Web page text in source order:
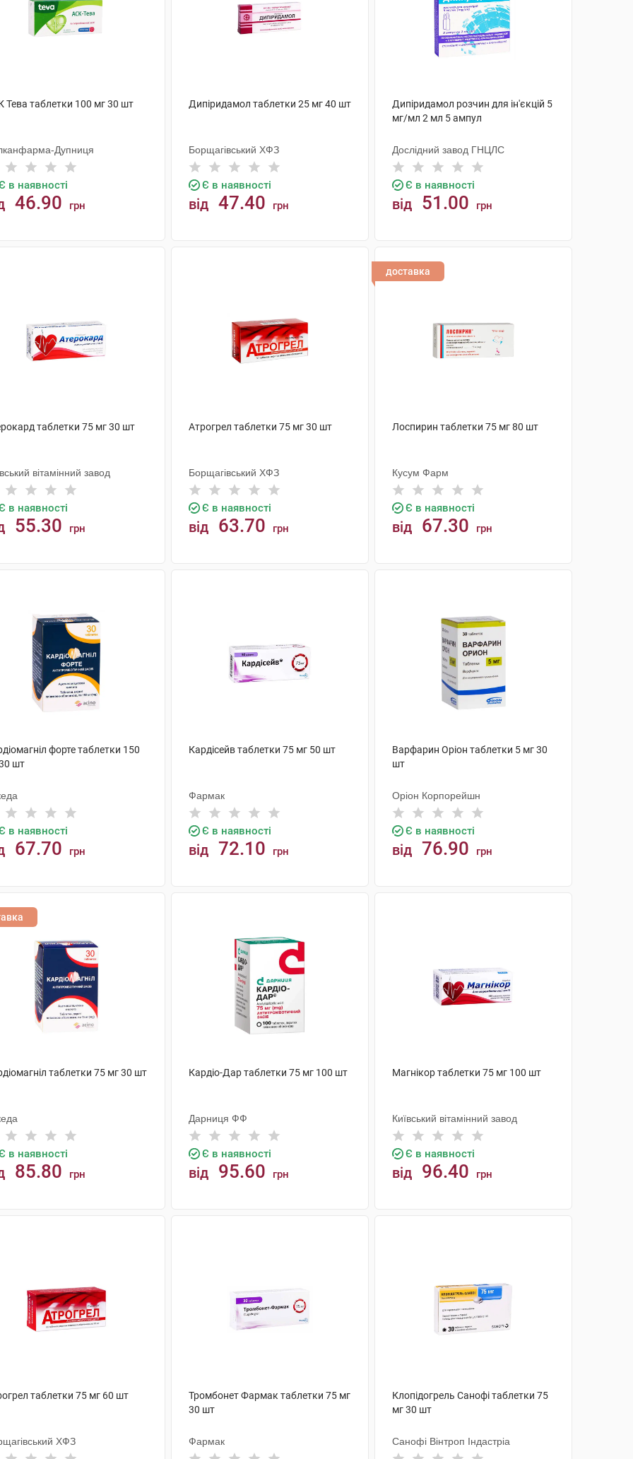
Тева таблетки 100 мг 30 шт
Дупниця
в наявності
46.90 грн
Дипіридамол таблетки 25 мг 40 шт
Борщагівський ХФЗ
Є в наявності
від 47.40 грн
Дипіридамол розчин для ін'єкцій 5
мг/мл 2 мл 5 ампул
Дослідний завод ГНЦЛС
Є в наявності
від 51.00 грн
таблетки 75 мг 30 шт
вітамінний завод
в наявності
55.30 грн
Атрогрел таблетки 75 мг 30 шт
Борщагівський ХФЗ
Є в наявності
від 63.70 грн
доставка
Лоспирин таблетки 75 мг 80 шт
Кусум Фарм
Є в наявності
від 67.30 грн
форте таблетки 150
шт
в наявності
67.70 грн
Кардісейв таблетки 75 мг 50 шт
Фармак
Є в наявності
від 72.10 грн
Варфарин Оріон таблетки 5 мг 30
шт
Оріон Корпорейшн
Є в наявності
від 76.90 грн
таблетки 75 мг 30 шт
в наявності
85.80 грн
Кардіо-Дар таблетки 75 мг 100 шт
Дарниця ФФ
Є в наявності
від 95.60 грн
Магнікор таблетки 75 мг 100 шт
Київський вітамінний завод
Є в наявності
від 96.40 грн
таблетки 75 мг 60 шт
ХФЗ
Тромбонет Фармак таблетки 75 мг
30 шт
Фармак
Клопідогрель Санофі таблетки 75
мг 30 шт
Санофі Вінтроп Індастріа